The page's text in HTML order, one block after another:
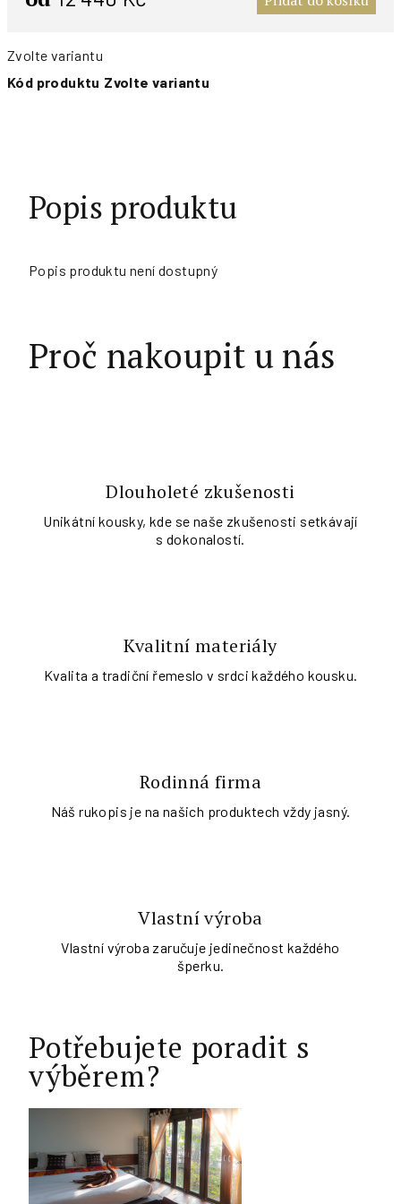
Zvolte variantu
Kód produktu Zvolte variantu
Popis produktu
Popis produktu není dostupný
Proč nakoupit u nás
Dlouholeté zkušenosti
Unikátní kousky, kde se naše zkušenosti setkávají
s dokonalostí.
Kvalitní materiály
Kvalita a tradiční řemeslo v srdci každého kousku.
Rodinná firma
Náš rukopis je na našich produktech vždy jasný.
Vlastní výroba
Vlastní výroba zaručuje jedinečnost každého
šperku.
Potřebujete poradit s
výběrem?